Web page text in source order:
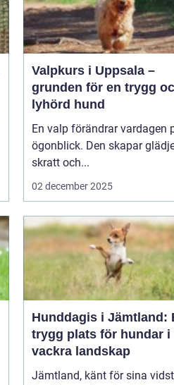
Valpkurs i Uppsala –
grunden för en trygg
lyhörd hund
En valp förändrar vardagen
ögonblick. Den skapar
skratt och...
02 december 2025
Hunddagis i Jämtland:
trygg plats för hundar i
vackra landskap
Jämtland, känt för sina